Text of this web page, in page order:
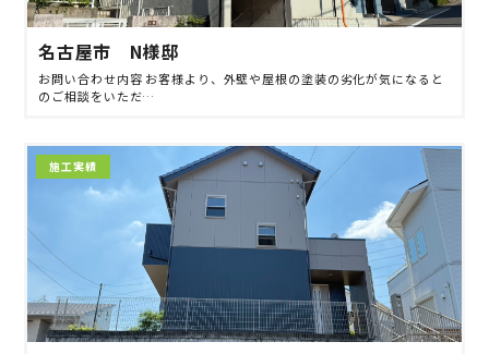
名古屋市 N様邸
お問い合わせ内容 お客様より、外壁や屋根の塗装の劣化が気になると
のご相談をいただ…
施工実績